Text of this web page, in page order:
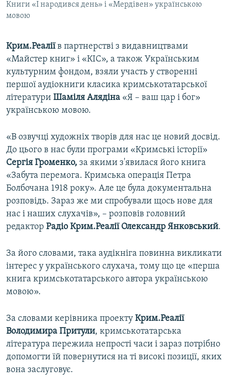
ІНФОГРАФІКА
ДОЛУЧАЙСЯ!
Усі сайти RFE/RL
Книги «І народився день» і «Мердівен» українською
мовою
Крим.Реаліїв партнерстві з видавництвами
«Майстер книг» і «КІС», а також Українським
культурним фондом, взяли участь у створенні
першої аудіокниги класика кримськотатарської
літератури Шаміля Алядіна «Я – ваш цар і бог»
українською мовою.
«В озвучці художніх творів для нас це новий досвід.
До цього в нас були програми «Кримські історії»
Сергія Громенко, за якими з'явилася його книга
«Забута перемога. Кримська операція Петра
Болбочана 1918 року». Але це була документальна
розповідь. Зараз же ми спробували щось нове для
нас і наших слухачів», – розповів головний
редактор Радіо Крим.Реалії Олександр Янковський.
За його словами, така аудікніга повинна викликати
інтерес у українського слухача, тому що це «перша
книга кримськотатарського автора українською
мовою».
За словами керівника проекту Крим.Реалії
Володимира Притули, кримськотатарська
література пережила непрості часи і зараз потрібно
допомогти їй повернутися на ті високі позиції, яких
вона заслуговує.